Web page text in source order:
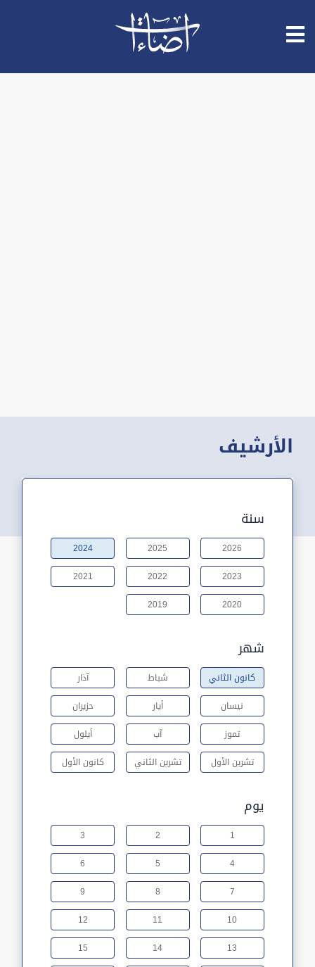
الأرشيف
سنة
2026
2025
2024
2023
2022
2021
2020
2019
شهر
كانون الثاني شباط
آذار
نيسان
أيار
حزيران
تموز
آب
أيلول
تشرين الأول
تشرين الثاني كانون الأول
يوم
1
2
3
4
5
6
7
8
9
10
11
12
13
14
15